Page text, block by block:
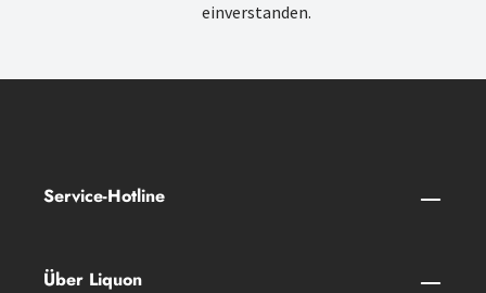
einverstanden.
Service-Hotline
Über Liquon